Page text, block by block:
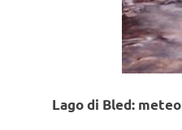
Lago di Bled: meteo